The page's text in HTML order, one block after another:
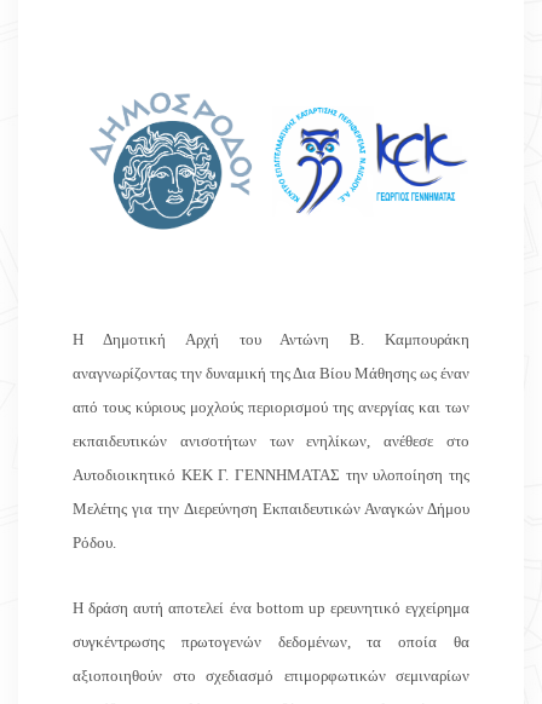
Η Δημοτική Αρχή του Αντώνη Β. Καμπουράκη
αναγνωρίζοντας την δυναμική της Δια Βίου Μάθησης ως έναν
από τους κύριους μοχλούς περιορισμού της ανεργίας και των
εκπαιδευτικών ανισοτήτων των ενηλίκων, ανέθεσε στο
Αυτοδιοικητικό ΚΕΚ Γ. ΓΕΝΝΗΜΑΤΑΣ την υλοποίηση της
Μελέτης για την Διερεύνηση Εκπαιδευτικών Αναγκών Δήμου
Ρόδου.
Η δράση αυτή αποτελεί ένα bottom up ερευνητικό εγχείρημα
συγκέντρωσης πρωτογενών δεδομένων, τα οποία θα
αξιοποιηθούν στο σχεδιασμό επιμορφωτικών σεμιναρίων